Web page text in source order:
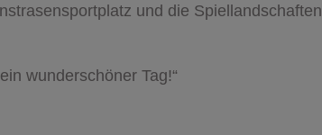
und die Spiellandschaften
wunderschöner Tag!“